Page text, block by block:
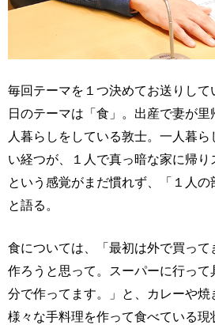
毎回テーマを１つ決めてお送りして
日のテーマは「食」。出産で妻が
人暮らしをしている敦士。一人暮
い経つが、１人で真っ暗な家に帰り
という感覚がまだ慣れず、「１人の
と語る。
食については、「最初は外で買って
作ろうと思って。スーパーに行って
分で作ってます。」と、カレーや焼
様々な手料理を作って食べている